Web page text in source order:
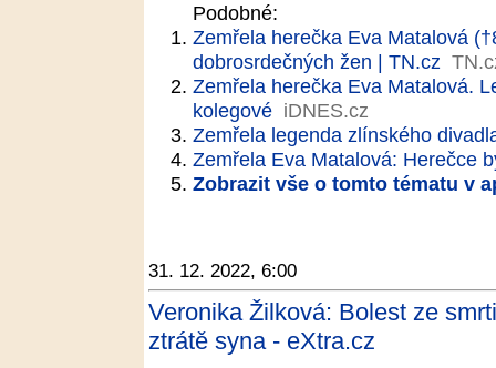
Podobné:
Zemřela herečka Eva Matalová
dobrosrdečných žen | TN.cz
Zemřela herečka Eva Matalová.
kolegové iDNES.cz
Zemřela legenda zlínského
Zemřela Eva Matalová: Herečce
Zobrazit vše o tomto tématu v
31. 12. 2022, 6:00
Veronika Žilková: Bolest ze
ztrátě syna - eXtra.cz